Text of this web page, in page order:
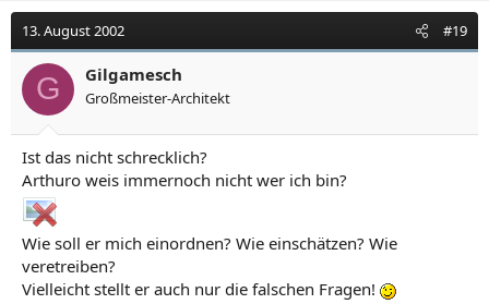
13. August 2002 #19
G Gilgamesch
Großmeister-Architekt
Ist das nicht schrecklich?
Arthuro weis immernoch nicht wer ich bin?
Wie soll er mich einordnen? Wie einschätzen? Wie
veretreiben?
Vielleicht stellt er auch nur die falschen Fragen!